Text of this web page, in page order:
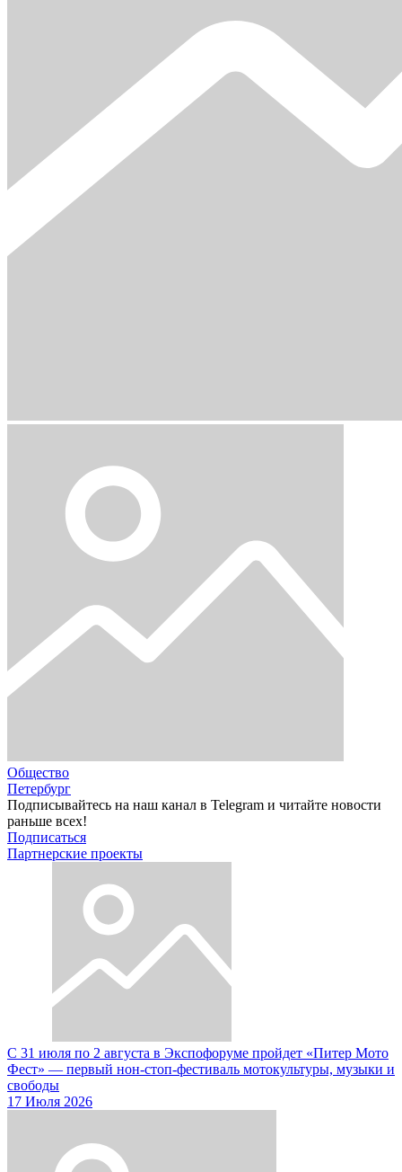
Общество
Петербург
Подписывайтесь на наш канал в Telegram и читайте новости
раньше всех!
Подписаться
Партнерские проекты
С 31 июля по 2 августа в Экспофоруме пройдет «Питер Мото
Фест» — первый нон-стоп-фестиваль мотокультуры, музыки и
свободы
17 Июля 2026